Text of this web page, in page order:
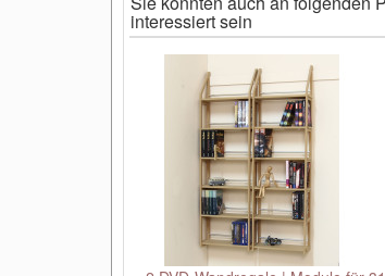
interessiert sein